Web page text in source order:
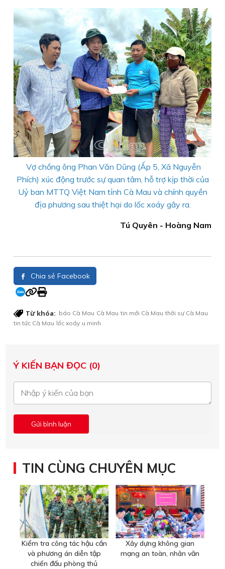
Vợ chồng ông Phan Văn Dũng (Ấp 5, Xã Nguyễn
Phích) xúc động trước sự quan tâm, hỗ trợ kịp thời của
Uỷ ban MTTQ Việt Nam tỉnh Cà Mau và chính quyền
địa phương sau thiệt hại do lốc xoáy gây ra.
Tú Quyên - Hoàng Nam
Chia sẻ Facebook
Từ khóa: báo Cà Mau Cà Mau tin mới Cà Mau thời sự Cà Mau
tin tức Cà Mau lốc xoáy u minh
Ý KIẾN BẠN ĐỌC (0)
TIN CÙNG CHUYÊN MỤC
Kiểm tra công tác hậu cần
và phương án diễn tập
chiến đấu phòng thủ
Xây dựng không gian
mạng an toàn, nhân văn